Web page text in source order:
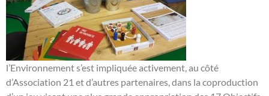
l’Environnement s’est impliquée activement, au côté
d’Association 21 et d’autres partenaires, dans la coproduction